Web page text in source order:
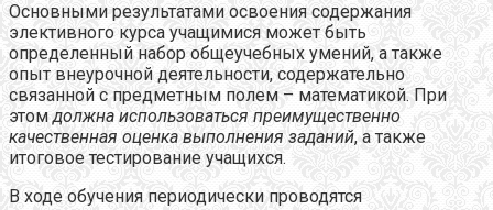
Основными результатами освоения содержания
элективного курса учащимися может быть
определенный набор общеучебных умений, а также
опыт внеурочной деятельности, содержательно
связанной с предметным полем – математикой. При
этомдолжна использоваться преимущественно
качественная оценка выполнения заданий, а также
итоговое тестирование учащихся.
В ходе обучения периодически проводятся